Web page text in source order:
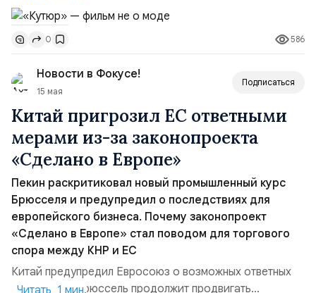
вышел Французско-американский фильм «Кутюр»
режиссёра Алис Винокур, который, несмотря на свои
модные амбиции, сосредоточен на более серьёзной
теме — борьбе с онкологией и личных испытаниях
главных героинь. Аннотация обещает сюжет про
внутренне устройство...
0 586
Новости в Фокусе!
15 мая
Подписаться
Китай пригрозил ЕС ответными
мерами из-за законопроекта
«Сделано в Европе»
Пекин раскритиковал новый промышленный курс
Брюсселя и предупредил о последствиях для
европейского бизнеса. Почему законопроект
«Сделано в Европе» стал поводом для торгового
спора между КНР и ЕС
Китай предупредил Евросоюз о возможных ответных
мерах, если Брюссель продолжит продвигать
Читать 1 мин.